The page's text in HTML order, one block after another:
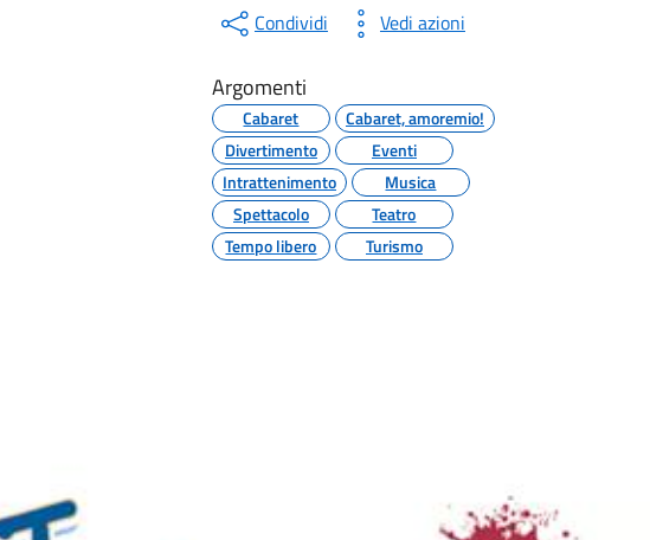
Condividi Vedi azioni
Argomenti
Cabaret
Cabaret, amoremio!
Divertimento
Eventi
Intrattenimento
Musica
Spettacolo
Teatro
Tempo libero
Turismo